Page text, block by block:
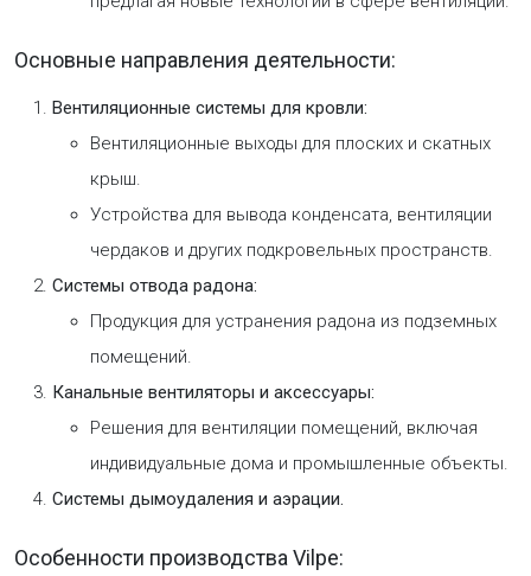
Основные направления деятельности:
Вентиляционные системы для кровли:
Вентиляционные выходы для плоских и скатных
крыш.
Устройства для вывода конденсата, вентиляции
чердаков и других подкровельных пространств.
Системы отвода радона:
Продукция для устранения радона из подземных
помещений.
Канальные вентиляторы и аксессуары:
Решения для вентиляции помещений, включая
индивидуальные дома и промышленные объекты.
Системы дымоудаления и аэрации.
Особенности производства Vilpe: